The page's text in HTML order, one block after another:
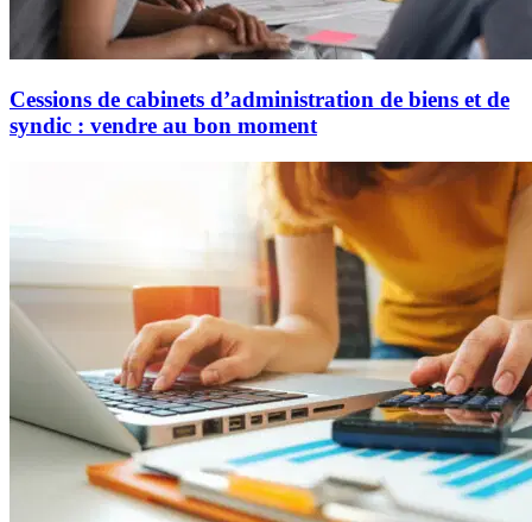
Cessions de cabinets d’administration de biens et de
syndic : vendre au bon moment